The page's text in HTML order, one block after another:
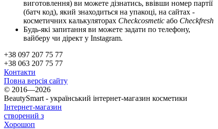
виготовлення) ви можете дізнатись, ввівши номер партії
(батч код), який знаходиться на упакоці, на сайтах -
косметичних калькуляторах Checkcosmetic або Checkfresh
Будь-які запитання ви можете задати по телефону,
вайберу чи дірект у Instagram.
+38 097 207 75 77
+38 063 207 75 77
Контакти
Повна версія сайту
© 2016—2026
BeautySmart - український інтернет-магазин косметики
Інтернет-магазин
створений з
Хорошоп